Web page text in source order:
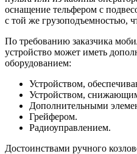
оснащение тельфером с
с той же грузоподъемностью,
По требованию заказчика
устройство может иметь
оборудованием:
Устройством,
Устройством,
Дополнительными
Грейфером.
Радиоуправлением.
Достоинствами ручного